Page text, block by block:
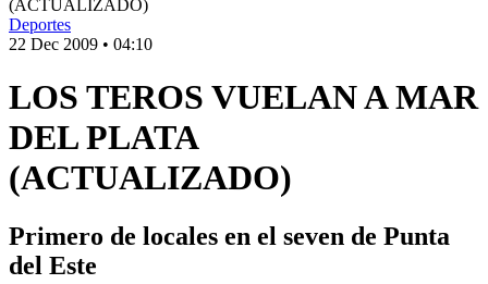
Deportes
22 Dec 2009 • 04:10
LOS TEROS VUELAN A MAR
DEL PLATA
(ACTUALIZADO)
Primero de locales en el seven de Punta
del Este